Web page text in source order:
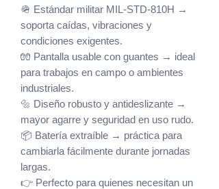
🪖 Estándar militar MIL-STD-810H →
soporta caídas, vibraciones y
condiciones exigentes.
🧤 Pantalla usable con guantes → ideal
para trabajos en campo o ambientes
industriales.
🔩 Diseño robusto y antideslizante →
mayor agarre y seguridad en uso rudo.
📦 Batería extraíble → práctica para
cambiarla fácilmente durante jornadas
largas.
👉 Perfecto para quienes necesitan un